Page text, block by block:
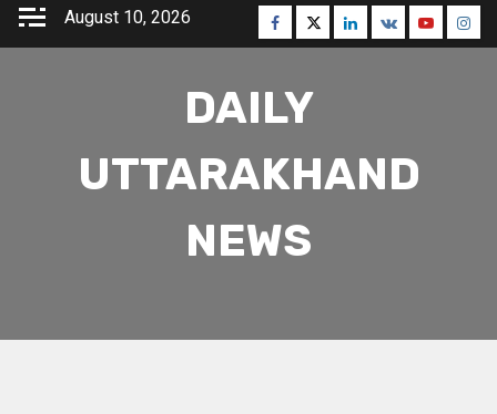
Skip
August 10, 2026 Facebook
TwitterLinkedin
VK Youtube
DAILY
UTTARAKHAND
NEWS